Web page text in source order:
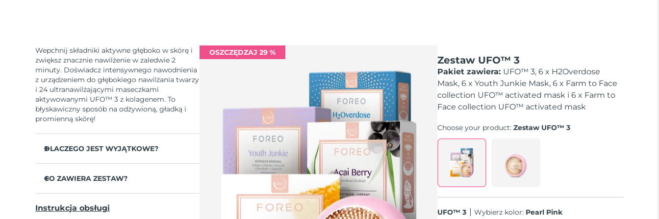
OSZCZĘDZAJ 29 %
Zestaw UFO™ 3
Pakiet zawiera: UFO™ 3, 6 x H2Overdose
Mask, 6 x Youth Junkie Mask, 6 x Farm to Face
collection UFO™ activated mask i 6 x Farm to
Face collection UFO™ activated mask
Choose your product: Zestaw UFO™ 3
UFO™ 3 Wybierz kolor: Pearl Pink
Wepchnij składniki aktywne głęboko w skórę i
zwiększ znacznie nawilżenie w zaledwie 2
minuty. Doświadcz intensywnego nawodnienia
z urządzeniem do głębokiego nawilżania twarzy
i 24 ultranawilżającymi maseczkami
aktywowanymi UFO™ 3 z kolagenem. To
błyskawiczny sposób na odżywioną, gładką i
promienną skórę!
DLACZEGO JEST WYJĄTKOWE?
zwiększa nawilżenie skóry o 126% i jest
tygodnia zmniejsza widoczność zmarszczek.
CO ZAWIERA ZESTAW?
6 x UFO™ Youth Junkie 2.0 Masks, 6 x UFO™
Instrukcja obsługi